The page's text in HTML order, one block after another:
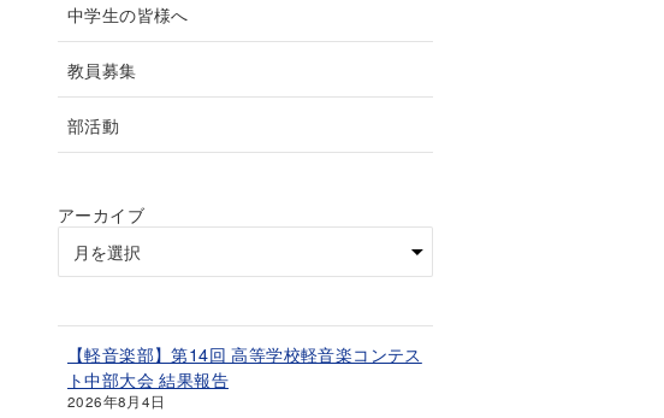
中学生の皆様へ
教員募集
部活動
アーカイブ
【軽音楽部】第14回 高等学校軽音楽コンテス
ト中部大会 結果報告
2026年8月4日